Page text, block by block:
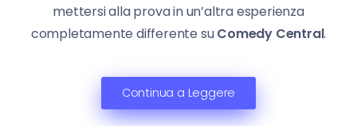
mettersi alla prova in un’altra esperienza
completamente differente suComedy Central.
Continua a Leggere